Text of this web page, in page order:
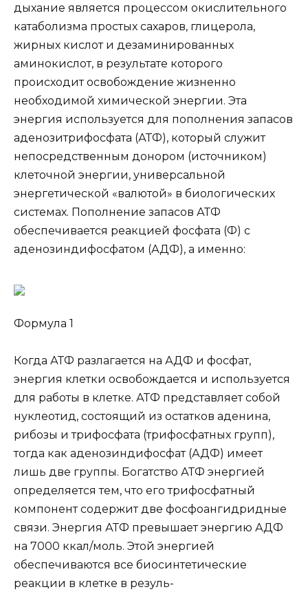
дыхание является процессом окислительного
катаболизма простых сахаров, глицерола,
жирных кислот и дезаминированных
аминокислот, в результате которого
происходит освобождение жизненно
необходимой химической энергии. Эта
энергия используется для пополнения запасов
аденозитрифосфата (АТФ), который служит
непосредственным донором (источником)
клеточной энергии, универсальной
энергетической «валютой» в биологических
системах. Пополнение запасов АТФ
обеспечивается реакцией фосфата (Ф) с
аденозиндифосфатом (АДФ), а именно:
Формула 1
Когда АТФ разлагается на АДФ и фосфат,
энергия клетки освобождается и используется
для работы в клетке. АТФ представляет собой
нуклеотид, состоящий из остатков аденина,
рибозы и трифосфата (трифосфатных групп),
тогда как аденозиндифосфат (АДФ) имеет
лишь две группы. Богатство АТФ энергией
определяется тем, что его трифосфатный
компонент содержит две фосфоангидридные
связи. Энергия АТФ превышает энергию АДФ
на 7000 ккал/моль. Этой энергией
обеспечиваются все биосинтетические
реакции в клетке в резуль-